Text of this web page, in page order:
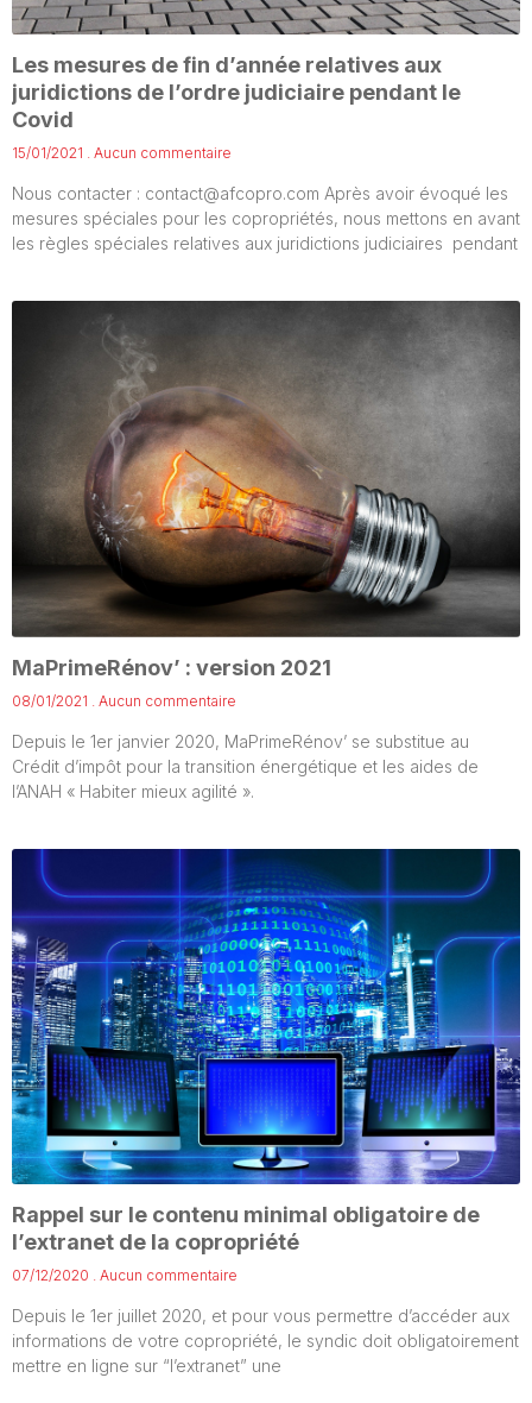
Les mesures de fin d’année relatives aux
juridictions de l’ordre judiciaire pendant le
Covid
15/01/2021 Aucun commentaire
Nous contacter : contact@afcopro.com Après avoir évoqué les
mesures spéciales pour les copropriétés, nous mettons en avant
les règles spéciales relatives aux juridictions judiciaires pendant
MaPrimeRénov’ : version 2021
08/01/2021 Aucun commentaire
Depuis le 1er janvier 2020, MaPrimeRénov’ se substitue au
Crédit d’impôt pour la transition énergétique et les aides de
l’ANAH « Habiter mieux agilité ».
Rappel sur le contenu minimal obligatoire de
l’extranet de la copropriété
07/12/2020 Aucun commentaire
Depuis le 1er juillet 2020, et pour vous permettre d’accéder aux
informations de votre copropriété, le syndic doit obligatoirement
mettre en ligne sur “l’extranet” une